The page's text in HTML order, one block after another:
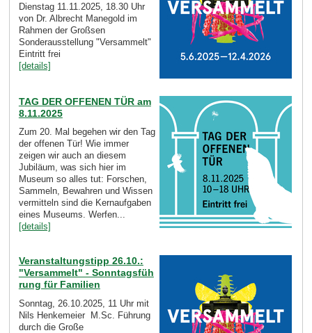
Dienstag 11.11.2025, 18.30 Uhr
von Dr. Albrecht Manegold im
Rahmen der Großsen
Sonderausstellung "Versammelt"
Eintritt frei
[details]
TAG DER OFFENEN TÜR am
8.11.2025
Zum 20. Mal begehen wir den Tag
der offenen Tür! Wie immer
zeigen wir auch an diesem
Jubiläum, was sich hier im
Museum so alles tut: Forschen,
Sammeln, Bewahren und Wissen
vermitteln sind die Kernaufgaben
eines Museums. Werfen...
[details]
Veranstaltungstipp 26.10.:
"Versammelt" - Sonntagsfüh
rung für Familien
Sonntag, 26.10.2025, 11 Uhr mit
Nils Henkemeier M.Sc. Führung
durch die Große